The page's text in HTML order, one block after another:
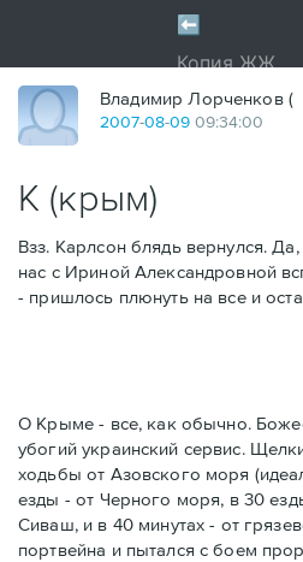
Владимир Лорченков (
2007-08-09 09:34:00
К (крым)
Взз. Карлсон блядь вернулся.
нас с Ириной Александровной
- пришлось плюнуть на все и
О Крыме - все, как обычно.
убогий украинский сервис.
ходьбы от Азовского моря
езды - от Черного моря, в 30
Сиваш, и в 40 минутах - от
портвейна и пытался с боем